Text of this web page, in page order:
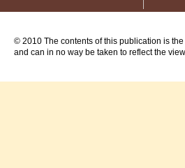
© 2010 The contents of this publication is
and can in no way be taken to reflect the